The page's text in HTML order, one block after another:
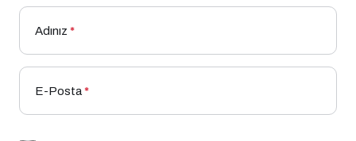
Adınız *
E-Posta*